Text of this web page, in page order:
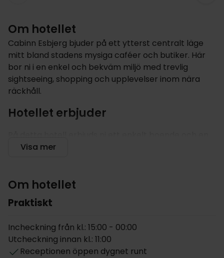
Om hotellet
Cabinn Esbjerg bjuder på ett ytterst centralt läge
mitt bland stadens mysiga caféer och butiker. Här
bor ni i en enkel och bekväm miljö med trevlig
sightseeing, shopping och upplevelser inom nära
räckhåll.
Hotellet erbjuder
bra bas för en prisvänlig minisemester i Esbjerg.
naturupplevelser.
Besök Västjyllands största shoppingcenter, Broen
av i stadens grönskande oas, Heerups Have, eller åk
på utflykt till ön Fanø, där ni kan beskåda sälar i sin
naturliga miljö och uppleva den särskilda ö-kulturen.
Visa mer
Om hotellet
Praktiskt
Incheckning från kl.: 15:00 - 00:00
Utcheckning innan kl.: 11:00
Receptionen öppen dygnet runt